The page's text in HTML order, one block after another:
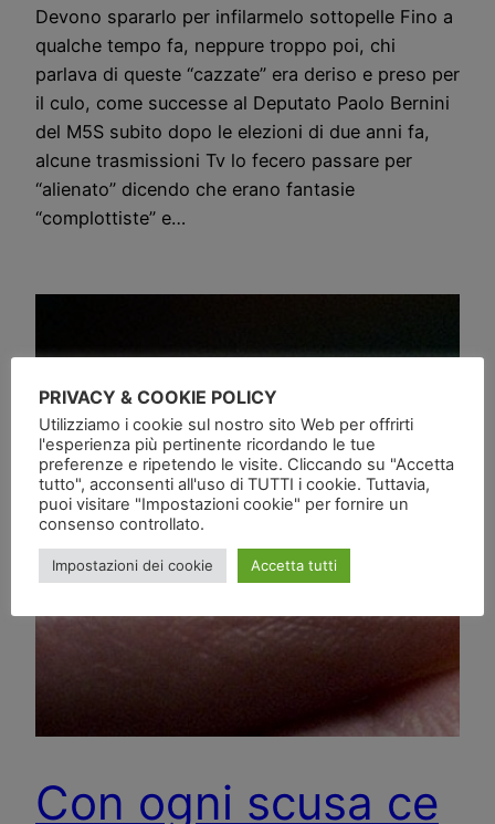
Devono spararlo per infilarmelo sottopelle Fino a
qualche tempo fa, neppure troppo poi, chi
parlava di queste “cazzate” era deriso e preso per
il culo, come successe al Deputato Paolo Bernini
del M5S subito dopo le elezioni di due anni fa,
alcune trasmissioni Tv lo fecero passare per
“alienato” dicendo che erano fantasie
“complottiste” e…
Con ogni scusa ce
PRIVACY & COOKIE POLICY
Utilizziamo i cookie sul nostro sito Web per offrirti
l'esperienza più pertinente ricordando le tue
preferenze e ripetendo le visite. Cliccando su "Accetta
tutto", acconsenti all'uso di TUTTI i cookie. Tuttavia,
puoi visitare "Impostazioni cookie" per fornire un
consenso controllato.
Impostazioni dei cookie Accetta tutti